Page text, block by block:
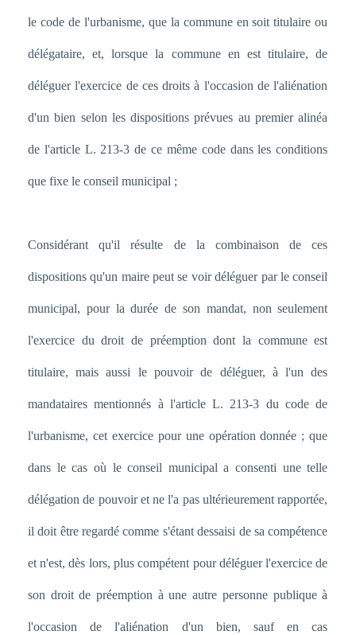
le code de l'urbanisme, que la commune en soit titulaire ou
délégataire, et, lorsque la commune en est titulaire, de
déléguer l'exercice de ces droits à l'occasion de l'aliénation
d'un bien selon les dispositions prévues au premier alinéa
de l'article L. 213-3 de ce même code dans les conditions
que fixe le conseil municipal ;
Considérant qu'il résulte de la combinaison de ces
dispositions qu'un maire peut se voir déléguer par le conseil
municipal, pour la durée de son mandat, non seulement
l'exercice du droit de préemption dont la commune est
titulaire, mais aussi le pouvoir de déléguer, à l'un des
mandataires mentionnés à l'article L. 213-3 du code de
l'urbanisme, cet exercice pour une opération donnée ; que
dans le cas où le conseil municipal a consenti une telle
délégation de pouvoir et ne l'a pas ultérieurement rapportée,
il doit être regardé comme s'étant dessaisi de sa compétence
et n'est, dès lors, plus compétent pour déléguer l'exercice de
son droit de préemption à une autre personne publique à
l'occasion de l'aliénation d'un bien, sauf en cas